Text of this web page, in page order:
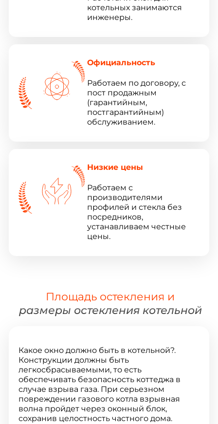
котельных занимаются
инженеры.
Официальность
Работаем по договору, с
пост продажным
(гарантийным,
постгарантийным)
обслуживанием.
Низкие цены
Работаем с
производителями
профилей и стекла без
посредников,
устанавливаем честные
цены.
Площадь остекления и
размеры остекления котельной
Какое окно должно быть в котельной?.
Конструкции должны быть
легкосбрасываемыми, то есть
обеспечивать безопасность коттеджа в
случае взрыва газа. При серьезном
повреждении газового котла взрывная
волна пройдет через оконный блок,
сохранив целостность частного дома.